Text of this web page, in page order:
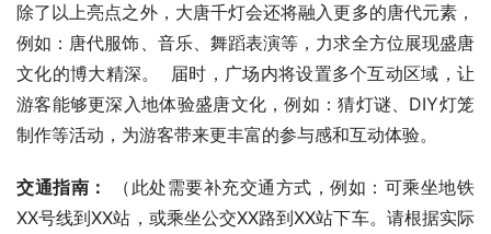
除了以上亮点之外，大唐千灯会还将融入更多的唐代元素，
例如：唐代服饰、音乐、舞蹈表演等，力求全方位展现盛唐
文化的博大精深。  届时，广场内将设置多个互动区域，让
游客能够更深入地体验盛唐文化，例如：猜灯谜、DIY灯笼
制作等活动，为游客带来更丰富的参与感和互动体验。
交通指南：
（此处需要补充交通方式，例如：可乘坐地铁
XX号线到XX站，或乘坐公交XX路到XX站下车。请根据实际